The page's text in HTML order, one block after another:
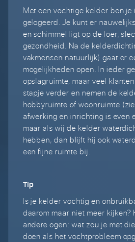
Met een vochtige kelder ben je
gelogeerd. Je kunt er
en schimmel ligt op de loer,
gezondheid. Na de
vakmensen natuurlijk) gaat er
mogelijkheden open. In ieder
opslagruimte, maar veel
stapje verder en nemen de
hobbyruimte of woonruimte
afwerking en inrichting is even
maar als wij de kelder
hebben, dan blijft hij ook
een fijne ruimte bij.
Tip
Is je kelder vochtig en
daarom maar niet meer kijken?
andere ogen: wat zou je met
doen als het vochtprobleem